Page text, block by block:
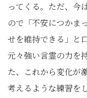
ってくる。ただ、今
ので「不安につかま
せを維持できる」と
元々強い言霊の力を
た、これから変化が
考えるような練習を